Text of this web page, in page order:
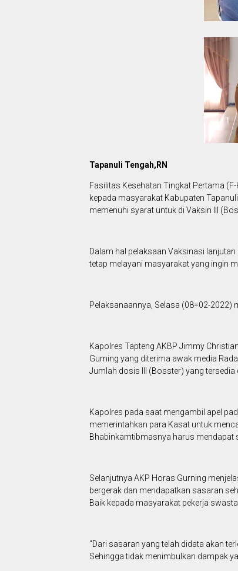
Tapanuli Tengah,RN
Fasilitas Kesehatan Tingkat Pertama
kepada masyarakat Kabupaten
memenuhi syarat untuk di Vaksin III
Dalam hal pelaksaan Vaksinasi
tetap melayani masyarakat yang ingin
Pelaksanaannya, Selasa (08=02-2022)
Kapolres Tapteng AKBP Jimmy
Gurning yang diterima awak media
Jumlah dosis III (Bosster) yang tersedia
Kapolres pada saat mengambil apel
memerintahkan para Kasat untuk
Bhabinkamtibmasnya harus mendapat
Selanjutnya AKP Horas Gurning
bergerak dan mendapatkan sasaran
Baik kepada masyarakat pekerja
"Dari sasaran yang telah didata akan
Sehingga tidak menimbulkan dampak